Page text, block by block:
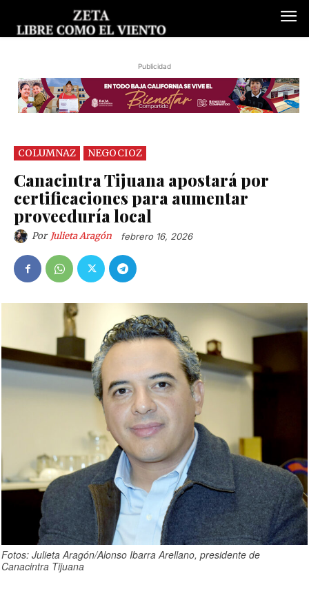
Publicidad
COLUMNAZ NEGOCIOZ
Canacintra Tijuana apostará por
certificaciones para aumentar
proveeduría local
Por Julieta Aragón febrero 16, 2026
Fotos: Julieta Aragón/Alonso Ibarra Arellano, presidente de
Canacintra Tijuana